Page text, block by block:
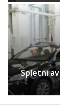
Spletni